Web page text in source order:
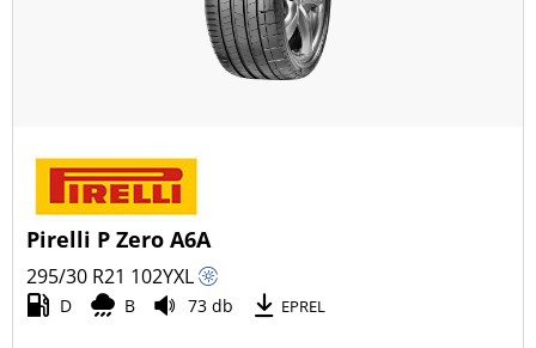
Pirelli P Zero A6A
295/30 R21 102YXL
D B 73 db EPREL